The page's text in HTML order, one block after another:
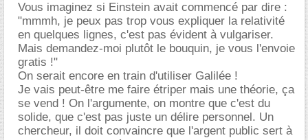
Vous imaginez si Einstein avait commencé par dire :
"mmmh, je peux pas trop vous expliquer la relativité
en quelques lignes, c'est pas évident à vulgariser.
Mais demandez-moi plutôt le bouquin, je vous l'envoie
gratis !"
On serait encore en train d'utiliser Galilée !
Je vais peut-être me faire étriper mais une théorie, ça
se vend ! On l'argumente, on montre que c'est du
solide, que c'est pas juste un délire personnel. Un
chercheur, il doit convaincre que l'argent public sert à